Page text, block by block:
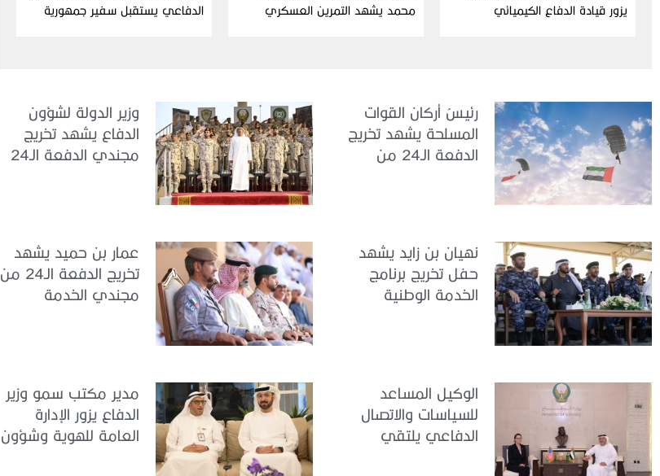
يزور قيادة الدفاع الكيميائي
محمد يشهد التمرين العسكري
الدفاعي يستقبل سفير جمهورية
رئيسُ أركان القوات
المسلحة يشهد تخريج
الدفعة الـ24 من
وزير الدولة لشؤون
الدفاع يشهد تخريج
مجندي الدفعة الـ24
نهيان بن زايد يشهد
حفل تخريج برنامج
الخدمة الوطنية
عمار بن حميد يشهد
تخريج الدفعة الـ24 من
مجندي الخدمة
الوكيل المساعد
للسياسات والاتصال
الدفاعي يلتقي
مدير مكتب سمو وزير
الدفاع يزور الإدارة
العامة للهوية وشؤون